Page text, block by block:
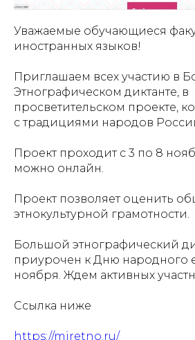
Уважаемые обучающиеся
иностранных языков!
Приглашаем всех участию в
Этнографическом диктанте, в
просветительском проекте,
с традициями народов
Проект проходит с 3 по 8
можно онлайн.
Проект позволяет оценить
этнокультурной грамотности.
Большой этнографический
приурочен к Дню народного
ноября. Ждем активных
Ссылка ниже
https://miretno.ru/